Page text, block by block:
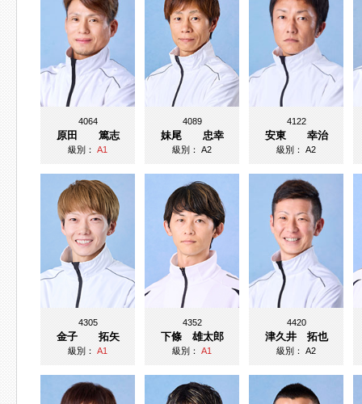
4064
原田 篤志
級別：A1
4089
妹尾 忠幸
級別：A2
4122
安東 幸治
級別：A2
4305
金子 拓矢
級別：A1
4352
下條 雄太郎
級別：A1
4420
津久井 拓也
級別：A2